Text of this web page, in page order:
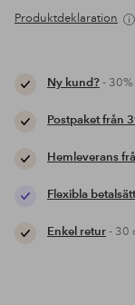
Produktdeklaration
Ny kund?-
Postpaket från
Hemleverans
Flexibla betalsätt
Enkel retur- 30